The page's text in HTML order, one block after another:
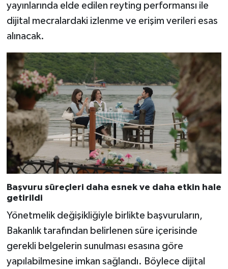
yayınlarında elde edilen reyting performansı ile
dijital mecralardaki izlenme ve erişim verileri esas
alınacak.
Başvuru süreçleri daha esnek ve daha etkin hale
getirildi
Yönetmelik değişikliğiyle birlikte başvuruların,
Bakanlık tarafından belirlenen süre içerisinde
gerekli belgelerin sunulması esasına göre
yapılabilmesine imkan sağlandı. Böylece dijital